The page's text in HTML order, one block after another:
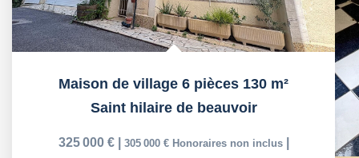
Maison de village 6 pièces 130 m²
Saint hilaire de beauvoir
325 000 € 305 000 € Honoraires non inclus